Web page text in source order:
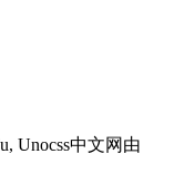
Unocss中文网由